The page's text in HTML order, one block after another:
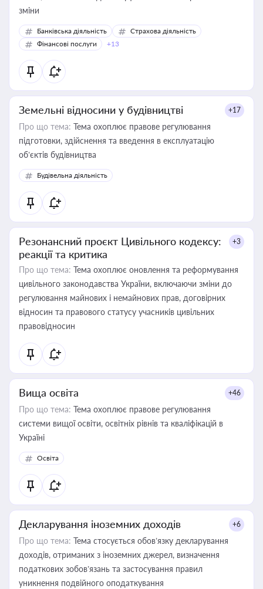
зміни
Банківська діяльність
Страхова діяльність
Фінансові послуги
+13
Земельні відносини у будівництві +17
Про що тема: Тема охоплює правове регулювання
підготовки, здійснення та введення в експлуатацію
об’єктів будівництва
Будівельна діяльність
Резонансний проєкт Цивільного кодексу:
реакції та критика
+3
Про що тема: Тема охоплює оновлення та реформування
цивільного законодавства України, включаючи зміни до
регулювання майнових і немайнових прав, договірних
відносин та правового статусу учасників цивільних
правовідносин
Вища освіта +46
Про що тема: Тема охоплює правове регулювання
системи вищої освіти, освітніх рівнів та кваліфікацій в
Україні
Освіта
Декларування іноземних доходів +6
Про що тема: Тема стосується обов’язку декларування
доходів, отриманих з іноземних джерел, визначення
податкових зобов’язань та застосування правил
уникнення подвійного оподаткування